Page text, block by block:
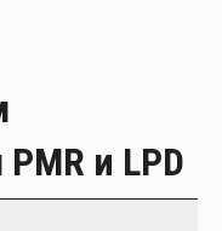
и LPD